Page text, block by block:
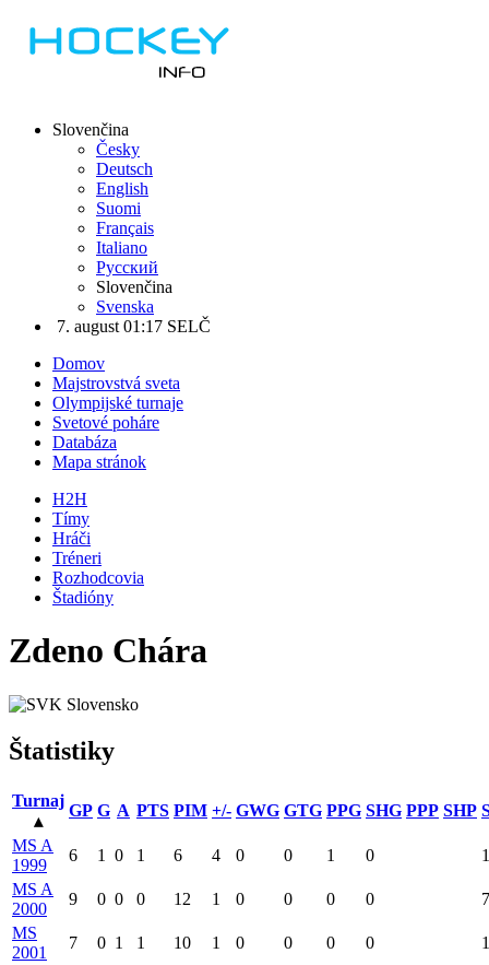
Slovenčina
Česky
Deutsch
English
Suomi
Français
Italiano
Русский
Slovenčina
Svenska
7. august 01:17 SELČ
Domov
Majstrovstvá sveta
Olympijské turnaje
Svetové poháre
Databáza
Mapa stránok
H2H
Tímy
Hráči
Tréneri
Rozhodcovia
Štadióny
Zdeno Chára
Slovensko
Štatistiky
Turnaj
▴
GP G A PTS PIM +/- GWG GTG PPG SHG PPP SHP
MS A
1999
6 1 0 1 6 4 0 0 1 0
MS A
2000
9 0 0 0 12 1 0 0 0 0
7
MS
2001
7 0 1 1 10 1 0 0 0 0